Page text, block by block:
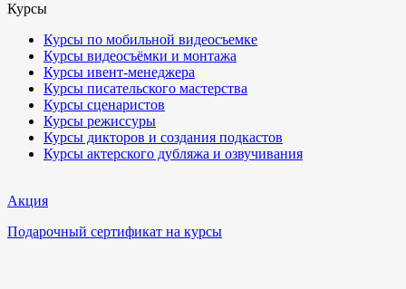
Курсы
Курсы по мобильной видеосъемке
Курсы видеосъёмки и монтажа
Курсы ивент-менеджера
Курсы писательского мастерства
Курсы сценаристов
Курсы режиссуры
Курсы дикторов и создания подкастов
Курсы актерского дубляжа и озвучивания
Акция
Подарочный сертификат на курсы